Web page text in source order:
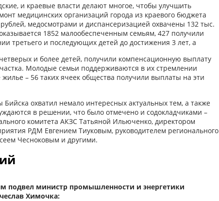
и краевые власти делают многое, чтобы улучшить
медицинских организаций города из краевого бюджета
медосмотрами и диспансеризацией охвачены 132 тыс.
1852 малообеспеченным семьям, 427 получили
третьего и последующих детей до достижения 3 лет, а
и более детей, получили компенсационную выплату
Молодые семьи поддерживаются в их стремлении
жилье – 56 таких ячеек общества получили выплаты на эти
Бийска охватил немало интересных актуальных тем, а также
в решении, что было отмечено и содокладчиками –
комитета АКЗС Татьяной Ильюченко, директором
РДМ Евгением Тиуковым, руководителем регионального
Чесноковым и другими.
подвел министр промышленности и энергетики
Химочка: